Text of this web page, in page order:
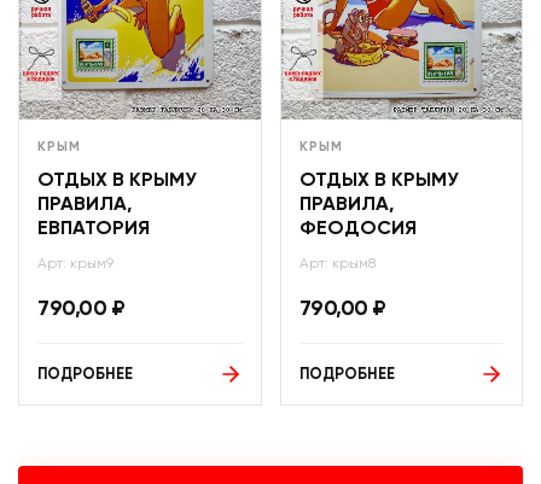
КРЫМ
ОТДЫХ В КРЫМУ
ПРАВИЛА,
ЕВПАТОРИЯ
Арт: крым9
790,00 ₽
ПОДРОБНЕЕ
КРЫМ
ОТДЫХ В КРЫМУ
ПРАВИЛА,
ФЕОДОСИЯ
Арт: крым8
790,00 ₽
ПОДРОБНЕЕ